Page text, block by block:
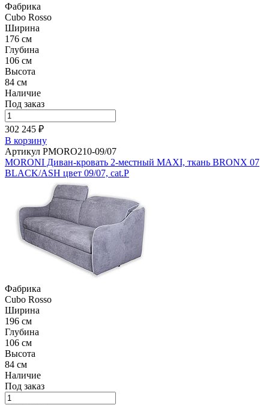
Фабрика
Cubo Rosso
Ширина
176 см
Глубина
106 см
Высота
84 см
Наличие
Под заказ
302 245 ₽
В корзину
Артикул PMORO210-09/07
MORONI Диван-кровать 2-местный MAXI, ткань BRONX 07
BLACK/ASH цвет 09/07, cat.P
Фабрика
Cubo Rosso
Ширина
196 см
Глубина
106 см
Высота
84 см
Наличие
Под заказ